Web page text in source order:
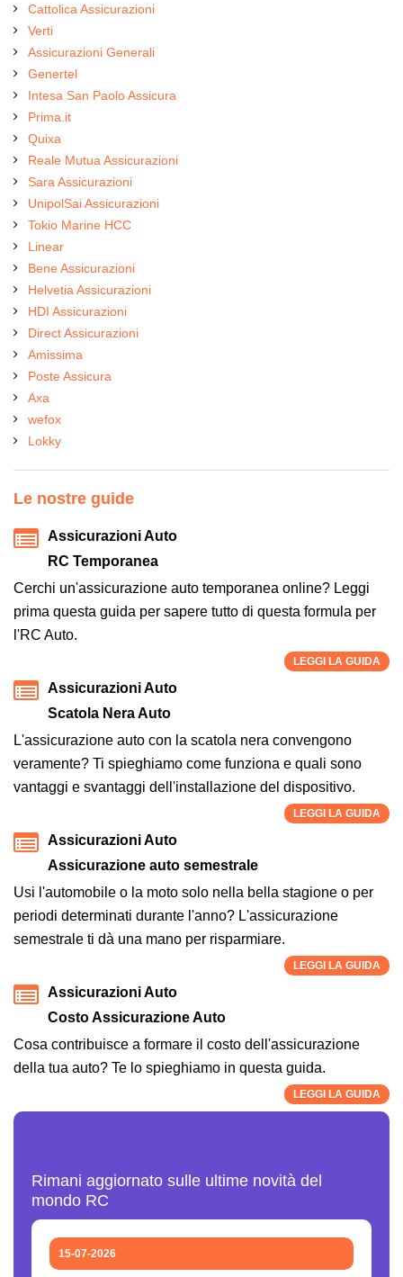
Cattolica Assicurazioni
Verti
Assicurazioni Generali
Genertel
Intesa San Paolo Assicura
Prima.it
Quixa
Reale Mutua Assicurazioni
Sara Assicurazioni
UnipolSai Assicurazioni
Tokio Marine HCC
Linear
Bene Assicurazioni
Helvetia Assicurazioni
HDI Assicurazioni
Direct Assicurazioni
Amissima
Poste Assicura
Axa
wefox
Lokky
Le nostre guide
Assicurazioni Auto
RC Temporanea
Cerchi un'assicurazione auto temporanea online? Leggi
prima questa guida per sapere tutto di questa formula per
l'RC Auto.
LEGGI LA GUIDA
Assicurazioni Auto
Scatola Nera Auto
L'assicurazione auto con la scatola nera convengono
veramente? Ti spieghiamo come funziona e quali sono
vantaggi e svantaggi dell'installazione del dispositivo.
LEGGI LA GUIDA
Assicurazioni Auto
Assicurazione auto semestrale
Usi l'automobile o la moto solo nella bella stagione o per
periodi determinati durante l'anno? L'assicurazione
semestrale ti dà una mano per risparmiare.
LEGGI LA GUIDA
Assicurazioni Auto
Costo Assicurazione Auto
Cosa contribuisce a formare il costo dell'assicurazione
della tua auto? Te lo spieghiamo in questa guida.
LEGGI LA GUIDA
Rimani aggiornato sulle ultime novità del
mondo RC
15-07-2026